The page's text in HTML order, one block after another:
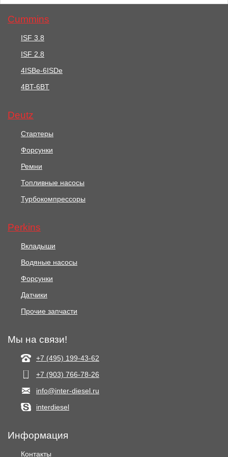
43318 руб.
Стартер /
Cummins
ISF 3.8
ISF 2.8
4ISBe-6ISDe
4BT-6BT
Deutz
Стартеры
Форсунки
Ремни
Топливные насосы
Турбокомпрессоры
Perkins
Вкладыши
Водяные насосы
Форсунки
Датчики
Прочие запчасти
Мы на связи!
+7 (495) 199-43-62
+7 (903) 766‑78-26
info@inter-diesel.ru
interdiesel
Информация
Контакты